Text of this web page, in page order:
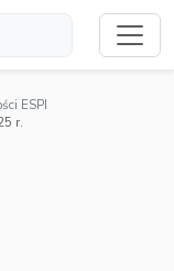
ESPI
r.